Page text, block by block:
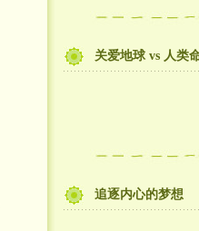
关爱地球 vs 人类
追逐内心的梦想